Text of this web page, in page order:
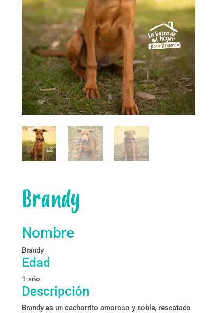
Brandy
Nombre
Brandy
Edad
1 año
Descripción
Brandy es un cachorrito amoroso y noble, rescatado